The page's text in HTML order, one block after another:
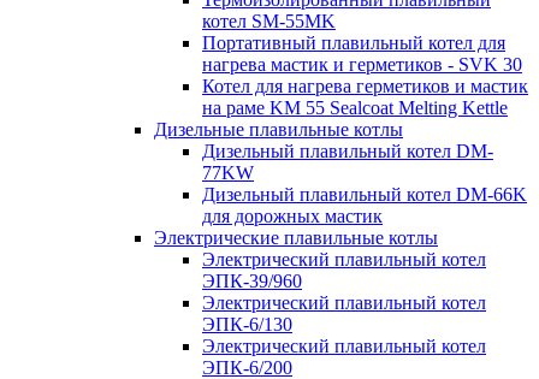
котел SM-55MK
Портативный плавильный котел для
нагрева мастик и герметиков - SVK 30
Котел для нагрева герметиков и мастик
на раме KM 55 Sealcoat Melting Kettle
Дизельные плавильные котлы
Дизельный плавильный котел DM-
77KW
Дизельный плавильный котел DM-66K
для дорожных мастик
Электрические плавильные котлы
Электрический плавильный котел
ЭПК-39/960
Электрический плавильный котел
ЭПК-6/130
Электрический плавильный котел
ЭПК-6/200